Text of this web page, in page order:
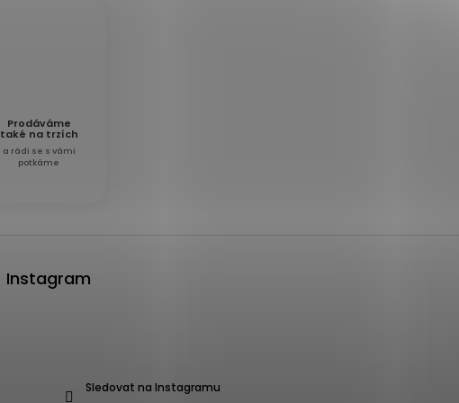
Prodáváme
také na trzích
a rádi se s vámi
potkáme
Instagram
Sledovat na Instagramu